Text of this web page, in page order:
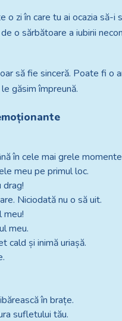
zi în care tu ai ocazia
o sărbătoare a iubirii
să fie sinceră. Poate fi o
găsim împreună.
în cele mai grele
meu pe primul loc.
drag!
Niciodată nu o să uit.
meu!
meu.
cald și inimă uriașă.
în brațe.
sufletului tău.